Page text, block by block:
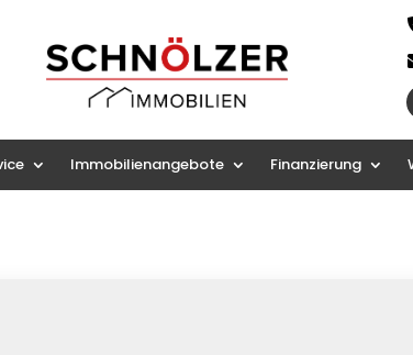
Immobilienangebote Finanzierung